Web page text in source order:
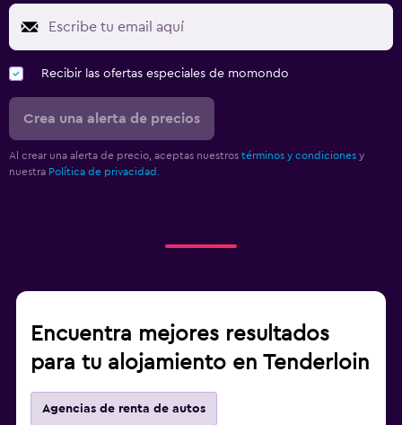
Recibir las ofertas especiales de momondo
Crea una alerta de precios
Al crear una alerta de precio, aceptas nuestros términos y condiciones y
nuestra Política de privacidad.
Encuentra mejores resultados
para tu alojamiento en Tenderloin
Agencias de renta de autos